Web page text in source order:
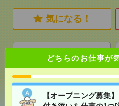
どちらのお仕事が
【オープニング募集
気になる！
シェア ツイ